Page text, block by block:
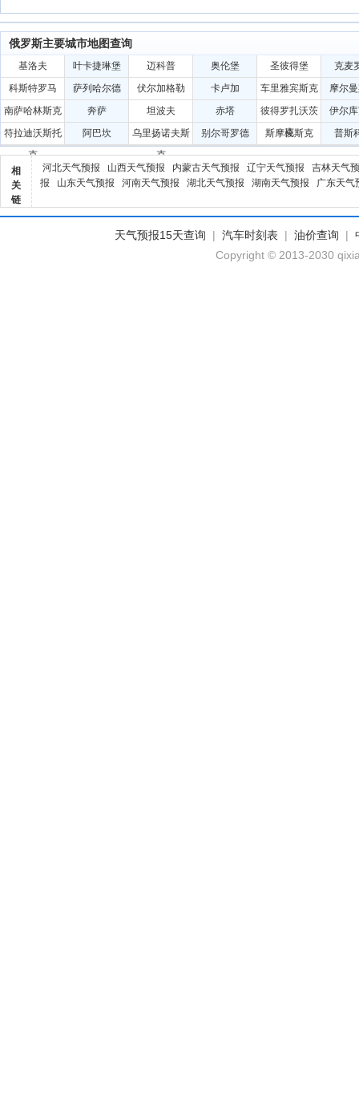
俄罗斯主要城市地图查询
基洛夫 叶卡捷琳堡 迈科普 奥伦堡 圣彼得堡
克麦
科斯特罗马
萨列哈尔德 伏尔加格勒 卡卢加 车里雅宾斯克
摩尔
南萨哈林斯克
奔萨 坦波夫 赤塔
彼得罗扎沃茨
克
伊尔
符拉迪沃斯托
克
阿巴坎
乌里扬诺夫斯
克
别尔哥罗德 斯摩棱斯克 普斯
相
关
链
河北天气预报 山西天气预报 内蒙古天气预报 辽宁天气预报
吉林天气
报
山东天气预报 河南天气预报 湖北天气预报 湖南天气预报 广东天气
天气预报15天查询 | 汽车时刻表 | 油价查询 |
Copyright © 2013-2030